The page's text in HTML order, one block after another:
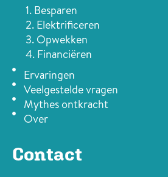
1. Besparen
2. Elektrificeren
3. Opwekken
4. Financiëren
Ervaringen
Veelgestelde vragen
Mythes ontkracht
Over
Contact